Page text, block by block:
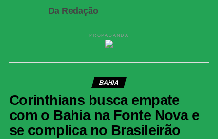
Da Redação
PROPAGANDA
BAHIA
Corinthians busca empate
com o Bahia na Fonte Nova e
se complica no Brasileirão